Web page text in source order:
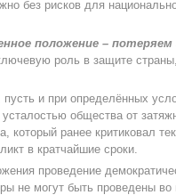
без рисков для
положение –
роль в защите
пусть и при определённых
общества от
который ранее критиковал
в кратчайшие сроки.
проведение
не могут быть проведены во